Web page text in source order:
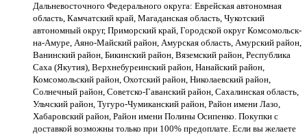
Дальневосточного Федерального округа: Еврейская автономная
область, Камчатский край, Магаданская область, Чукотский
автономный округ, Приморский край, Городской округ Комсомольск-
на-Амуре, Аяно-Майский район, Амурская область, Амурский район,
Ванинский район, Бикинский район, Вяземский район, Республика
Саха (Якутия), Верхнебуреинский район, Нанайский район,
Комсомольский район, Охотский район, Николаевский район,
Солнечный район, Советско-Гаванский район, Сахалинская область,
Ульчский район, Тугуро-Чумиканский район, Район имени Лазо,
Хабаровский район, Район имени Полины Осипенко. Покупки с
доставкой возможны только при 100% предоплате. Если вы желаете